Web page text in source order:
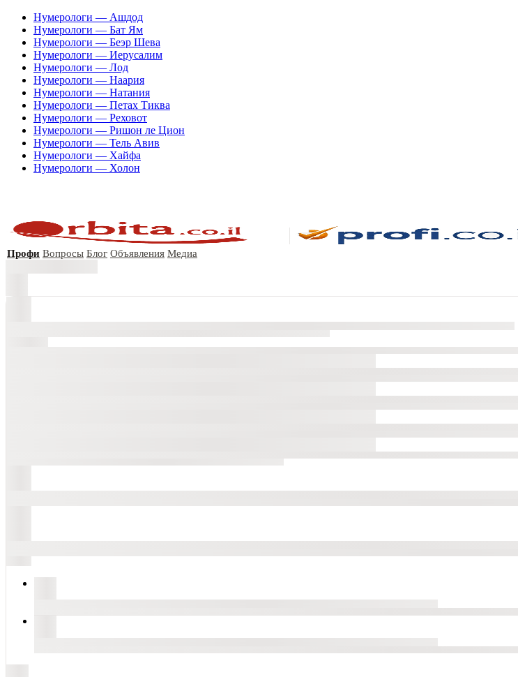
Нумерологи — Ашдод
Нумерологи — Бат Ям
Нумерологи — Беэр Шева
Нумерологи — Иерусалим
Нумерологи — Лод
Нумерологи — Наария
Нумерологи — Натания
Нумерологи — Петах Тиква
Нумерологи — Реховот
Нумерологи — Ришон ле Цион
Нумерологи — Тель Авив
Нумерологи — Хайфа
Нумерологи — Холон
Профи Вопросы Блог Объявления Медиа